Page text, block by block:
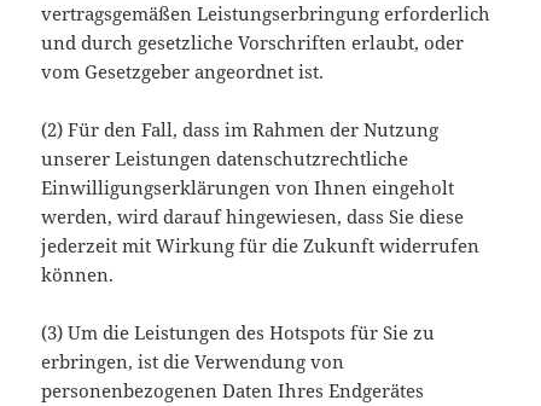
vertragsgemäßen Leistungserbringung erforderlich
und durch gesetzliche Vorschriften erlaubt, oder
vom Gesetzgeber angeordnet ist.
(2) Für den Fall, dass im Rahmen der Nutzung
unserer Leistungen datenschutzrechtliche
Einwilligungserklärungen von Ihnen eingeholt
werden, wird darauf hingewiesen, dass Sie diese
jederzeit mit Wirkung für die Zukunft widerrufen
können.
(3) Um die Leistungen des Hotspots für Sie zu
erbringen, ist die Verwendung von
personenbezogenen Daten Ihres Endgerätes